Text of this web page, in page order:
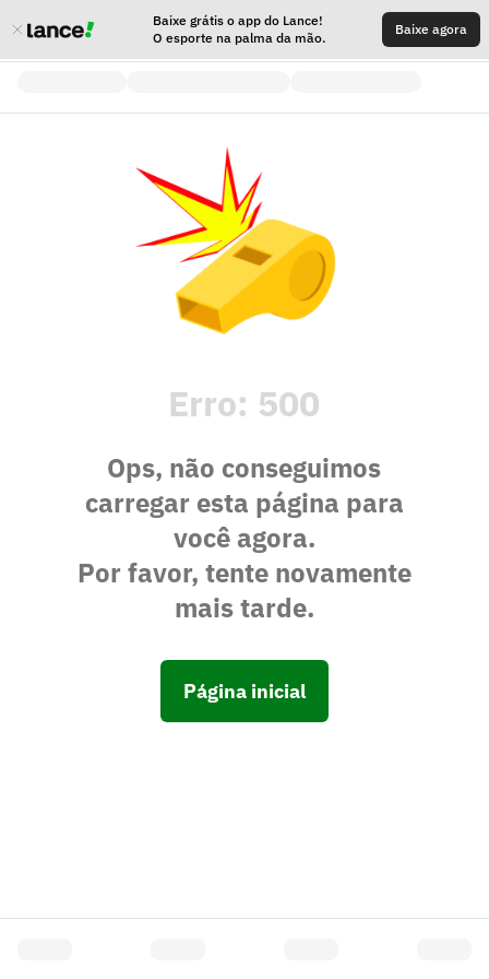
Baixe grátis o app do Lance!
O esporte na palma da mão.
Baixe agora
Erro: 500
Ops, não conseguimos
carregar esta página para
você agora.
Por favor, tente novamente
mais tarde.
Página inicial